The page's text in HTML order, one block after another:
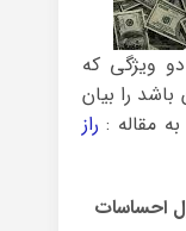
ویژگی که
باشد را بیان
مقاله : راز
احساسات